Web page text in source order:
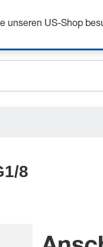
sich bis zu 7%
8
unseren US-Shop